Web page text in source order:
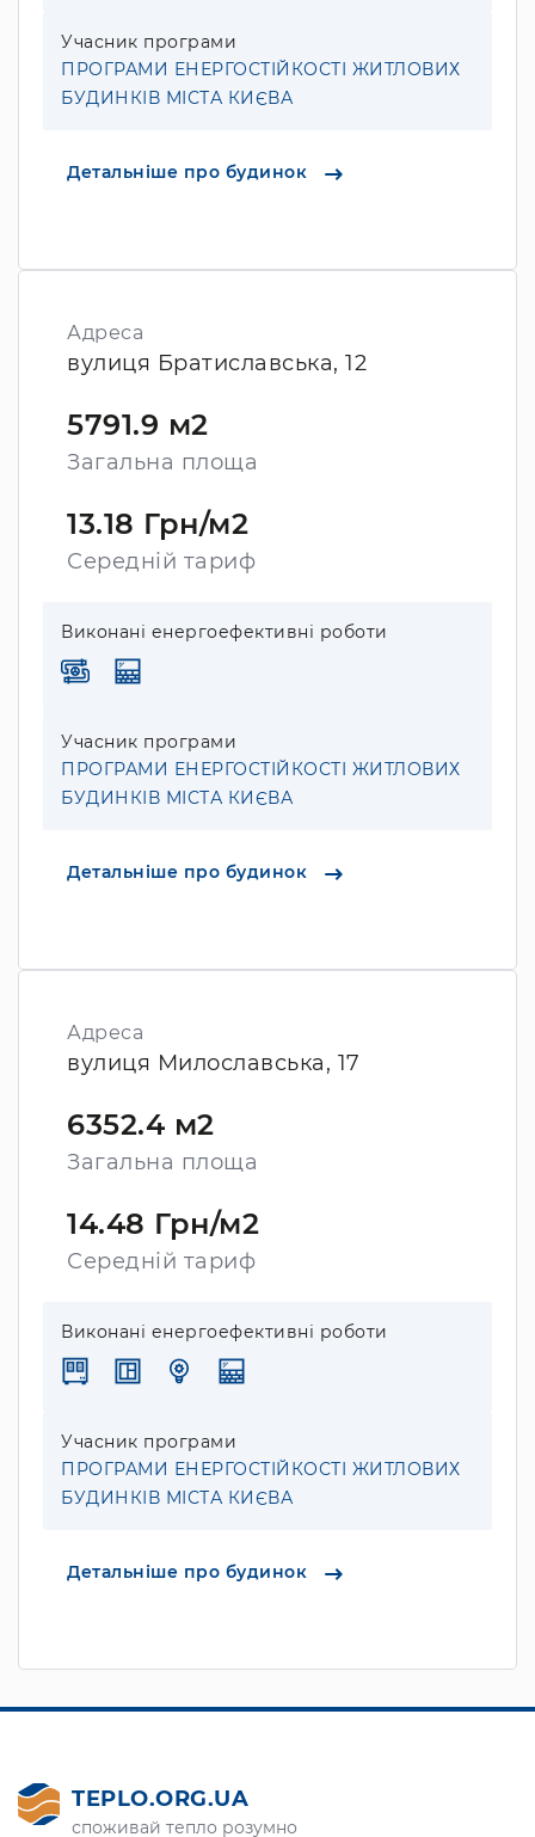
Учасник програми
ПРОГРАМИ ЕНЕРГОСТІЙКОСТІ ЖИТЛОВИХ
БУДИНКІВ МІСТА КИЄВА
Детальніше про будинок
Адреса
вулиця Братиславська, 12
5791.9 м2
Загальна площа
13.18 Грн/м2
Середній тариф
Виконані енергоефективні роботи
Учасник програми
ПРОГРАМИ ЕНЕРГОСТІЙКОСТІ ЖИТЛОВИХ
БУДИНКІВ МІСТА КИЄВА
Детальніше про будинок
Адреса
вулиця Милославська, 17
6352.4 м2
Загальна площа
14.48 Грн/м2
Середній тариф
Виконані енергоефективні роботи
Учасник програми
ПРОГРАМИ ЕНЕРГОСТІЙКОСТІ ЖИТЛОВИХ
БУДИНКІВ МІСТА КИЄВА
Детальніше про будинок
TEPLO.ORG.UA
споживай тепло розумно